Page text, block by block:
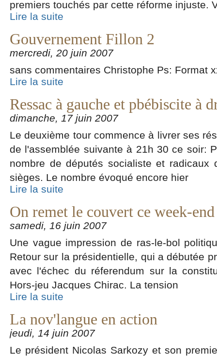
premiers touchés par cette réforme injuste.
Lire la suite
Gouvernement Fillon 2
mercredi, 20 juin 2007
sans commentaires Christophe Ps: Format
Lire la suite
Ressac à gauche et pbébiscite à
dimanche, 17 juin 2007
Le deuxième tour commence à livrer ses
de l'assemblée suivante à 21h 30 ce soir:
nombre de députés socialiste et radicaux
sièges. Le nombre évoqué encore hier
Lire la suite
On remet le couvert ce week-end
samedi, 16 juin 2007
Une vague impression de ras-le-bol
Retour sur la présidentielle, qui a débutée
avec l'échec du réferendum sur la
Hors-jeu Jacques Chirac. La tension
Lire la suite
La nov'langue en action
jeudi, 14 juin 2007
Le président Nicolas Sarkozy et son